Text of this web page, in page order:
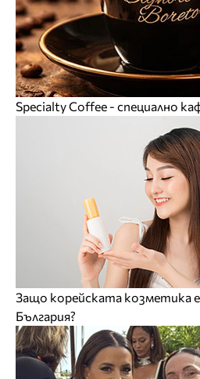
Specialty Coffee - специално
Защо корейската козметика
България?